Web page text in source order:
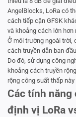
AngelBlocks, LoRa có
cách tiếp cận GFSK
và khoảng cách lớn hơn
Ở môi trường ngoài trời,
cách truyền dẫn ban
Do đó, sử dụng công
khoảng cách truyền
rộng công suất thấp
Các tính năng
định vị LoRa